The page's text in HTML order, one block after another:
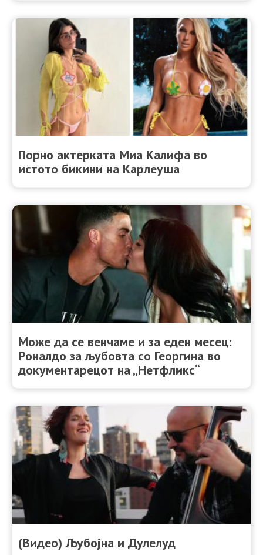
Порно актерката Миа Калифа во
истото бикини на Карлеуша
Може да се венчаме и за еден месец:
Роналдо за љубовта со Георгина во
документарецот на „Нетфликс“
(Видео) Љубојна и Дулелуд